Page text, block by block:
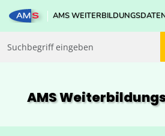
AMS
AMS